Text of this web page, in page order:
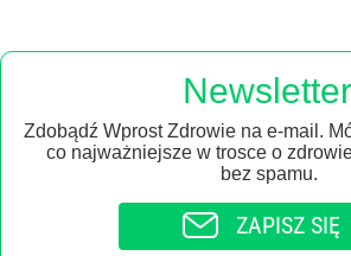
Newsletter
Zdobądź Wprost Zdrowie na e-mail.
co najważniejsze w trosce o
bez spamu.
ZAPISZ SIĘ